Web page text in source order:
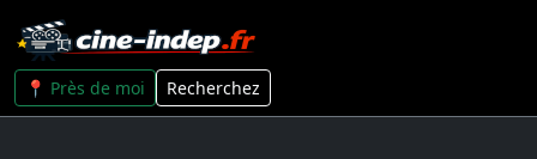
📍 Près de moi Recherchez